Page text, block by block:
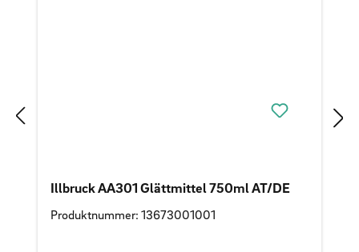
Illbruck AA301 Glättmittel 750ml AT/DE
Produktnummer: 13673001001